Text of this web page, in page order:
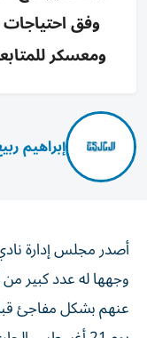
ومعسكر للمتابعة،
إبراهيم
أصدر مجلس إدارة نادي
وجهها له عدد كبير من
عنهم بشكل مفاجئ
يوم 21 أغسطس الجاري.